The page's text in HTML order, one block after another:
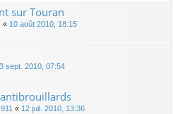
sur Touran
« 10 août 2010, 18:15
sept. 2010, 07:54
« 12 juil. 2010, 13:36